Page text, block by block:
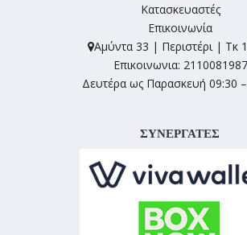
Κατασκευαστές
Επικοινωνία
Αμύντα 33 | Περιστέρι | Τκ
Επικοινωνια: 2110081987
Δευτέρα ως Παρασκευή 09:30
ΣΥΝΕΡΓΑΤΕΣ